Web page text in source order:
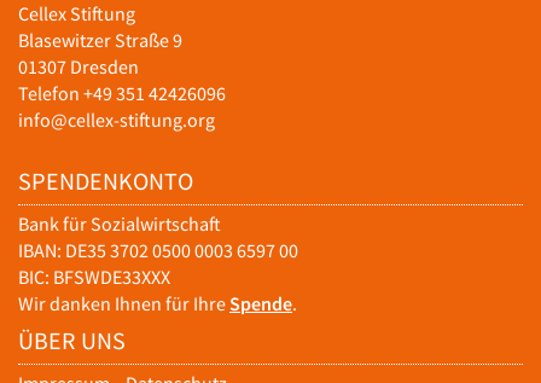
Cellex Stiftung
Blasewitzer Straße 9
01307 Dresden
Telefon +49 351 42426096
info@cellex-stiftung.org
SPENDENKONTO
Bank für Sozialwirtschaft
IBAN: DE35 3702 0500 0003 6597 00
BIC: BFSWDE33XXX
Wir danken Ihnen für IhreSpende.
ÜBER UNS